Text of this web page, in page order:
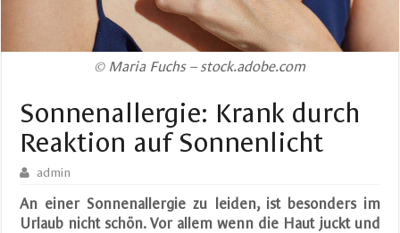
© Maria Fuchs – stock.adobe.com
Sonnenallergie: Krank durch
Reaktion auf Sonnenlicht
admin
An einer Sonnenallergie zu leiden, ist besonders im
Urlaub nicht schön. Vor allem wenn die Haut juckt und